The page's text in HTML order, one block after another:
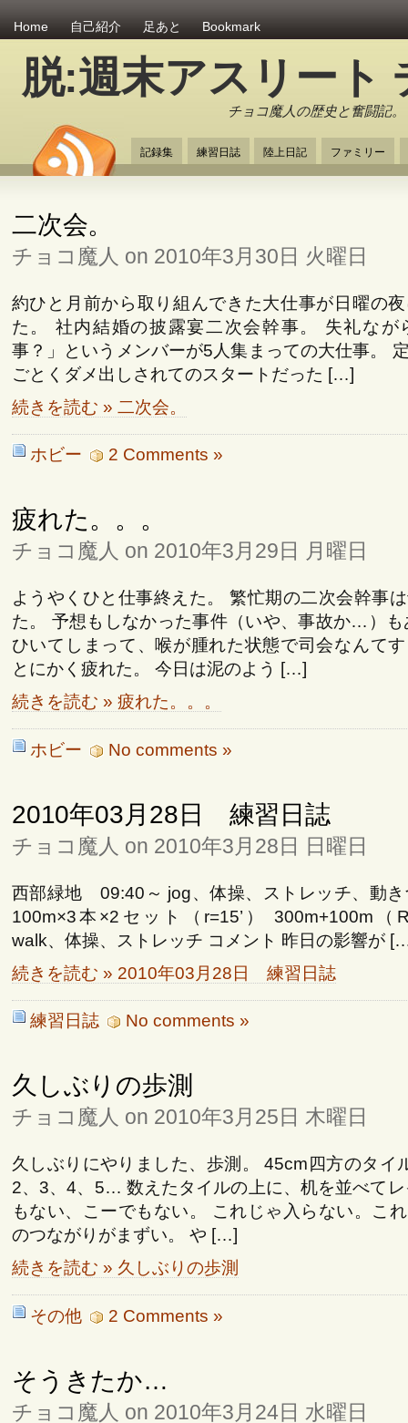
Home 自己紹介 足あと Bookmark
脱:週末アスリート
チョコ魔人の歴史と奮闘記。
記録集 練習日誌 陸上日記 ファミリー
二次会。
チョコ魔人 on 2010年3月30日 火曜日
約ひと月前から取り組んできた大仕事が日曜の
た。 社内結婚の披露宴二次会幹事。 失礼なが
事？」というメンバーが5人集まっての大仕事。
ごとくダメ出しされてのスタートだった […]
続きを読む » 二次会。
ホビー 2 Comments »
疲れた。。。
チョコ魔人 on 2010年3月29日 月曜日
ようやくひと仕事終えた。 繁忙期の二次会幹事
た。 予想もしなかった事件（いや、事故か…）
ひいてしまって、喉が腫れた状態で司会なんて
とにかく疲れた。 今日は泥のよう […]
続きを読む » 疲れた。。。
ホビー No comments »
2010年03月28日 練習日誌
チョコ魔人 on 2010年3月28日 日曜日
西部緑地 09:40～ jog、体操、ストレッチ、動き
100m×3本×2セット（r=15’） 300m+100m（
walk、体操、ストレッチ コメント 昨日の影響が
続きを読む » 2010年03月28日 練習日誌
練習日誌 No comments »
久しぶりの歩測
チョコ魔人 on 2010年3月25日 木曜日
久しぶりにやりました、歩測。 45cm四方のタイ
2、3、4、5… 数えたタイルの上に、机を並べて
もない、こーでもない。 これじゃ入らない。こ
のつながりがまずい。 や […]
続きを読む » 久しぶりの歩測
その他 2 Comments »
そうきたか…
チョコ魔人 on 2010年3月24日 水曜日